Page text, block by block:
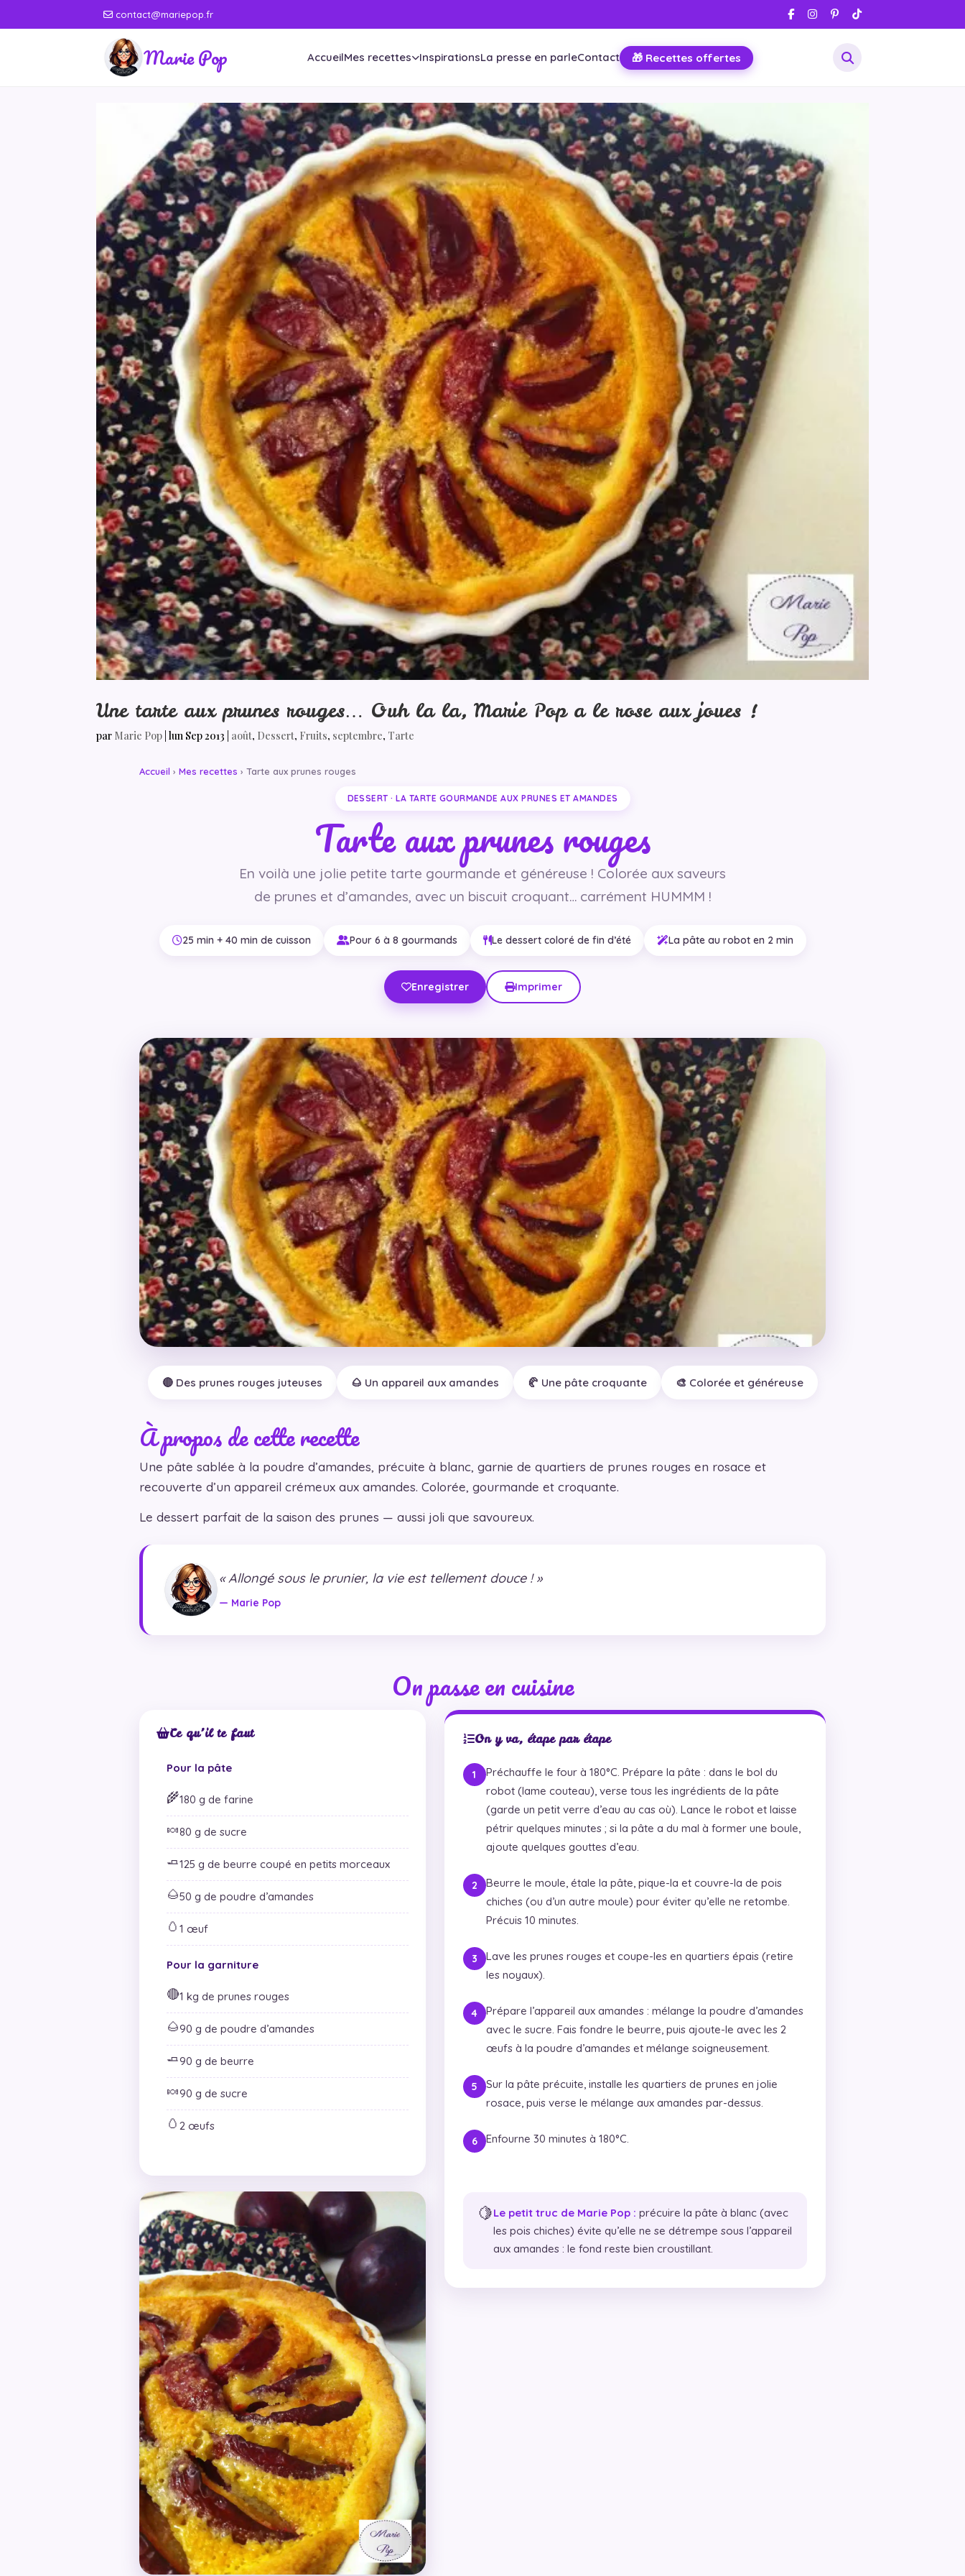
contact@mariepop.fr
Marie Pop AccueilMes recettes InspirationsLa presse en parleContact 🎁 Recettes offertes
Une tarte aux prunes rouges… Ouh la la, Marie Pop a le rose aux joues !
par Marie Pop |lun Sep 2013 août, Dessert, Fruits, septembre, Tarte
Accueil › Mes recettes › Tarte aux prunes rouges
DESSERT · LA TARTE GOURMANDE AUX PRUNES ET AMANDES
Tarte aux prunes rouges
En voilà une jolie petite tarte gourmande et généreuse ! Colorée aux saveurs
de prunes et d’amandes, avec un biscuit croquant… carrément HUMMM !
25 min + 40 min de cuisson Pour 6 à 8 gourmands Le dessert coloré de fin d’été La pâte au robot en 2 min
Enregistrer Imprimer
🔴 Des prunes rouges juteuses 🌰 Un appareil aux amandes 🥐 Une pâte croquante 🎨 Colorée et généreuse
À propos de cette recette
Une pâte sablée à la poudre d’amandes, précuite à blanc, garnie de quartiers de prunes rouges en rosace et
recouverte d’un appareil crémeux aux amandes. Colorée, gourmande et croquante.
Le dessert parfait de la saison des prunes — aussi joli que savoureux.
« Allongé sous le prunier, la vie est tellement douce ! »
— Marie Pop
On passe en cuisine
Ce qu’il te faut
Pour la pâte
🌾180 g de farine
🍬80 g de sucre
🧈125 g de beurre coupé en petits morceaux
🌰50 g de poudre d’amandes
🥚 1 œuf
Pour la garniture
🔴1 kg de prunes rouges
🌰90 g de poudre d’amandes
🧈90 g de beurre
🍬90 g de sucre
🥚 2 œufs
On y va, étape par étape
Préchauffe le four à 180°C. Prépare la pâte : dans le bol du
robot (lame couteau), verse tous les ingrédients de la pâte
(garde un petit verre d’eau au cas où). Lance le robot et laisse
pétrir quelques minutes ; si la pâte a du mal à former une boule,
ajoute quelques gouttes d’eau.
Beurre le moule, étale la pâte, pique-la et couvre-la de pois
chiches (ou d’un autre moule) pour éviter qu’elle ne retombe.
Précuis 10 minutes.
Lave les prunes rouges et coupe-les en quartiers épais (retire
les noyaux).
Prépare l’appareil aux amandes : mélange la poudre d’amandes
avec le sucre. Fais fondre le beurre, puis ajoute-le avec les 2
œufs à la poudre d’amandes et mélange soigneusement.
Sur la pâte précuite, installe les quartiers de prunes en jolie
rosace, puis verse le mélange aux amandes par-dessus.
Enfourne 30 minutes à 180°C.
🍋Le petit truc de Marie Pop : précuire la pâte à blanc (avec
les pois chiches) évite qu’elle ne se détrempe sous l’appareil
aux amandes : le fond reste bien croustillant.